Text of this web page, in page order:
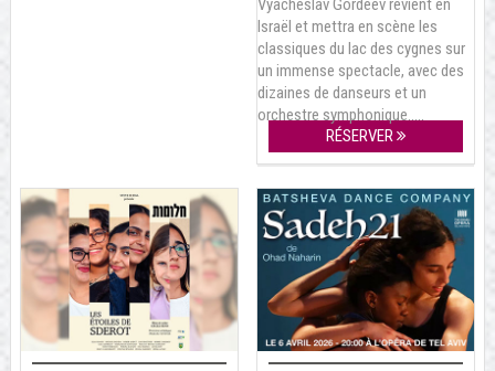
Vyacheslav Gordeev revient en
Israël et mettra en scène les
classiques du lac des cygnes sur
un immense spectacle, avec des
dizaines de danseurs et un
orchestre symphonique…..
RÉSERVER